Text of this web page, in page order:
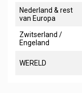
Nederland & rest
van Europa
Zwitserland /
Engeland
WERELD